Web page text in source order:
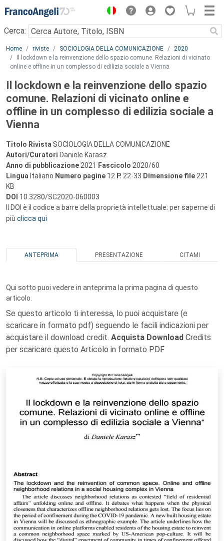
Menu
Cerca:
Main content
Home riviste SOCIOLOGIA DELLA COMUNICAZIONE
2020
Il lockdown e la reinvenzione dello spazio comune. Relazioni di vicinato
online e offline in un complesso di edilizia sociale a Vienna
Il lockdown e la reinvenzione dello spazio
comune. Relazioni di vicinato online e
offline in un complesso di edilizia sociale a
Vienna
Titolo Rivista SOCIOLOGIA DELLA COMUNICAZIONE
Autori/Curatori Daniele Karasz
Anno di pubblicazione 2021 Fascicolo 2020/60
Lingua Italiano Numero pagine 12 P. 22-33 Dimensione file 221
KB
DOI 10.3280/SC2020-060003
Il DOI è il codice a barre della proprietà intellettuale: per saperne di
più clicca qui
ANTEPRIMA PRESENTAZIONE CITAMI
Qui sotto puoi vedere in anteprima la prima pagina di questo
articolo.
Se questo articolo ti interessa, lo puoi acquistare (e
scaricare in formato pdf) seguendo le facili indicazioni per
acquistare il download credit. Acquista Download Credits
per scaricare questo Articolo in formato PDF